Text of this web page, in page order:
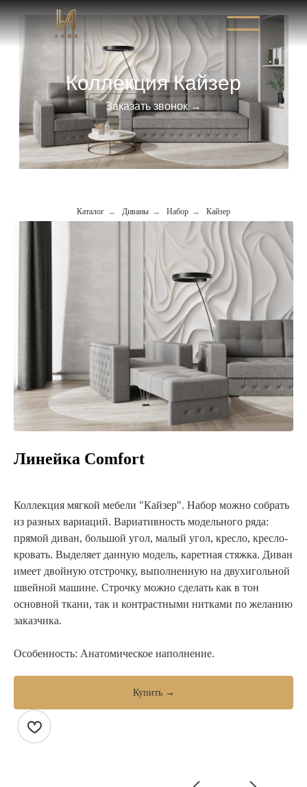
Коллекция Кайзер
Заказать звонок →
Каталог → Диваны → Набор → Кайзер
Линейка Comfort
Коллекция мягкой мебели "Кайзер". Набор можно собрать
из разных вариаций. Вариативность модельного ряда:
прямой диван, большой угол, малый угол, кресло, кресло-
кровать. Выделяет данную модель, каретная стяжка. Диван
имеет двойную отстрочку, выполненную на двухигольной
швейной машине. Строчку можно сделать как в тон
основной ткани, так и контрастными нитками по желанию
заказчика.
Особенность: Анатомическое наполнение.
Купить →